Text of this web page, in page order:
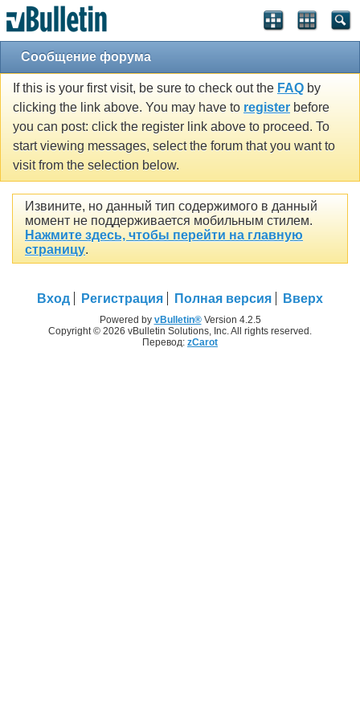
Сообщение форума
If this is your first visit, be sure to check out the FAQ by
clicking the link above. You may have to register before
you can post: click the register link above to proceed. To
start viewing messages, select the forum that you want to
visit from the selection below.
Извините, но данный тип содержимого в данный
момент не поддерживается мобильным стилем.
Нажмите здесь, чтобы перейти на главную
страницу.
Вход Регистрация Полная версия Вверх
Powered by vBulletin®Version 4.2.5
Copyright © 2026 vBulletin Solutions, Inc. All rights reserved.
Перевод: zCarot